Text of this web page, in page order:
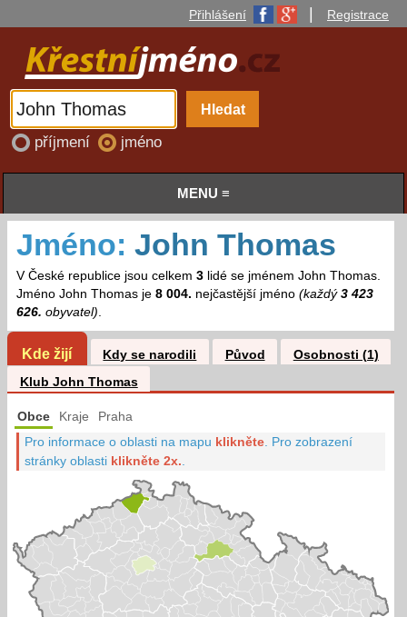
Přihlášení Registrace
příjmení jméno
MENU ≡
Jméno: John Thomas
V České republice jsou celkem 3lidé se jménem John Thomas.
Jméno John Thomas je 8 004. nejčastější jméno (každý 3 423
626. obyvatel).
Kde žijí Kdy se narodili Původ
Osobnosti (1)
Klub John Thomas
Obce Kraje Praha
Pro informace o oblasti na mapu klikněte Pro zobrazení
stránky oblasti klikněte 2x.